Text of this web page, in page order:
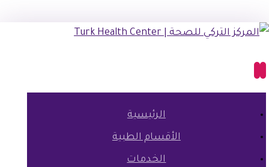
الرئيسية
الأقسام الطبية
الخدمات